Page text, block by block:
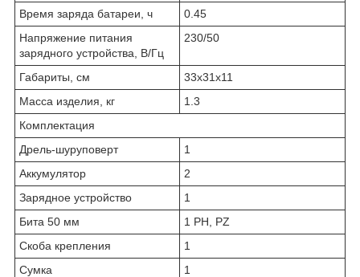
Время заряда батареи, ч
0.45
Напряжение питания
зарядного устройства, В/Гц
230/50
Габариты, см
33х31х11
Масса изделия, кг
1.3
Комплектация
Дрель-шуруповерт
1
Аккумулятор
2
Зарядное устройство
1
Бита 50 мм
1 PH, PZ
Скоба крепления
1
Сумка
1